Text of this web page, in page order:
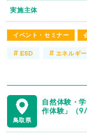
イベント・セミナー
実施主体
#ESD # エネルギー
鳥取県
自然体験・
作体験」（